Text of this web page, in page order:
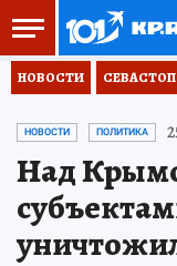
НОВОСТИ
НОВОСТИ ПОЛИТИКА
Над